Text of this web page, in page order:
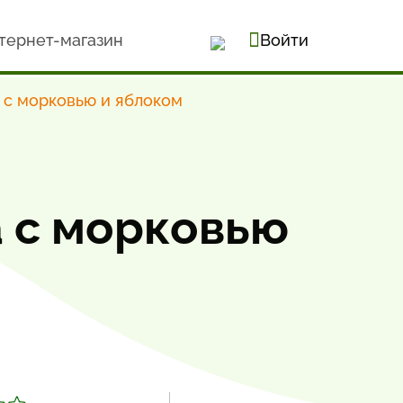
магазин Войти
морковью и яблоком
с морковью